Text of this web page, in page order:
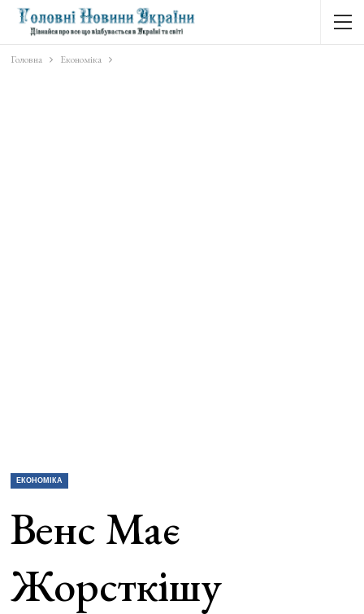
Головна Економіка
ЕКОНОМІКА
Венс Має
Жорсткішу